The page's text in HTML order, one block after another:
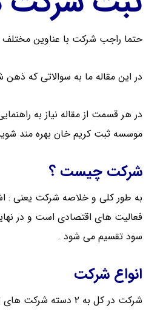
حتما راجب شرکت با عناوین
در این مقاله ما به سوالاتی که
در هر قسمت از مقاله نیاز به
موسسه ثبت کریم خان بهره مند
شرکت چیست ؟
فعالیت های اقتصادی است و در
سود تقسیم می شود .
انواع شرکت
شرکت در کل به ۲ دسته شرکت های تجاری و شرکت های مدنی تقسیم می شود .